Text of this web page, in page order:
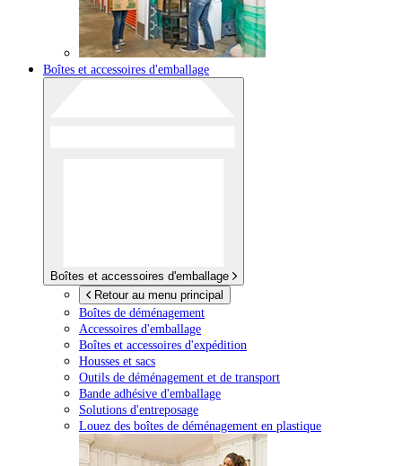
Boîtes et accessoires d'emballage
Boîtes et accessoires d'emballage
Retour au menu principal
Boîtes de déménagement
Accessoires d'emballage
Boîtes et accessoires d'expédition
Housses et sacs
Outils de déménagement et de transport
Bande adhésive d'emballage
Solutions d'entreposage
Louez des boîtes de déménagement en plastique